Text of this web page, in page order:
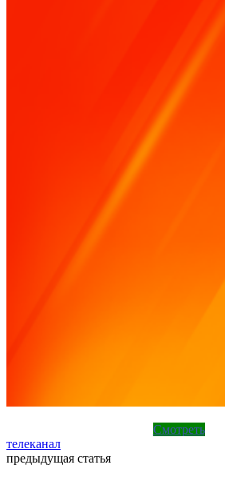
Смотреть
телеканал
предыдущая статья